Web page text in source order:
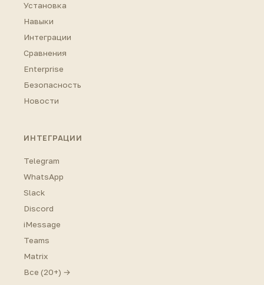
Установка
Навыки
Интеграции
Сравнения
Enterprise
Безопасность
Новости
ИНТЕГРАЦИИ
Telegram
WhatsApp
Slack
Discord
iMessage
Teams
Matrix
Все (20+) →